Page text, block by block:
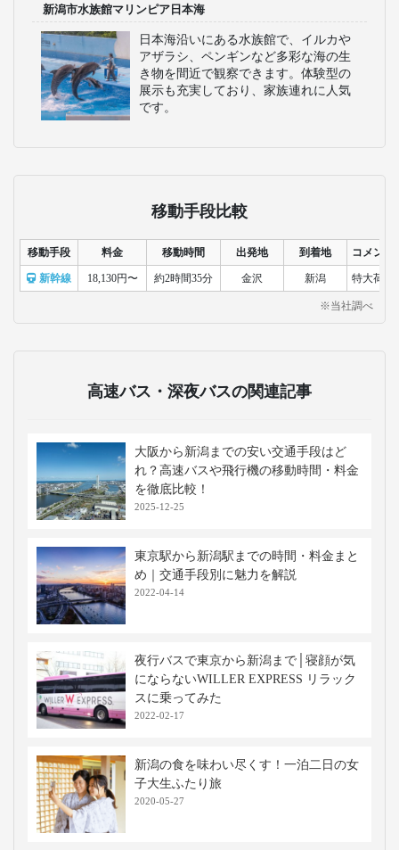
新潟市水族館マリンピア日本海
日本海沿いにある水族館で、イルカや
アザラシ、ペンギンなど多彩な海の生
き物を間近で観察できます。体験型の
展示も充実しており、家族連れに人気
です。
移動手段比較
移動手段 料金 移動時間 出発地 到着地 コメント
新幹線 18,130円〜 約2時間35分 金沢 新潟 特大荷物
※当社調べ
高速バス・深夜バスの関連記事
大阪から新潟までの安い交通手段はど
れ？高速バスや飛行機の移動時間・料金
を徹底比較！
2025-12-25
東京駅から新潟駅までの時間・料金まと
め｜交通手段別に魅力を解説
2022-04-14
夜行バスで東京から新潟まで│寝顔が気
にならないWILLER EXPRESS リラック
スに乗ってみた
2022-02-17
新潟の食を味わい尽くす！一泊二日の女
子大生ふたり旅
2020-05-27